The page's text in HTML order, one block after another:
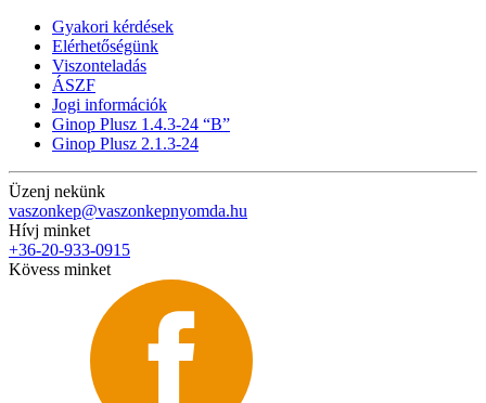
Gyakori kérdések
Elérhetőségünk
Viszonteladás
ÁSZF
Jogi információk
Ginop Plusz 1.4.3-24 “B”
Ginop Plusz 2.1.3-24
Üzenj nekünk
vaszonkep@vaszonkepnyomda.hu
Hívj minket
+36-20-933-0915
Kövess minket